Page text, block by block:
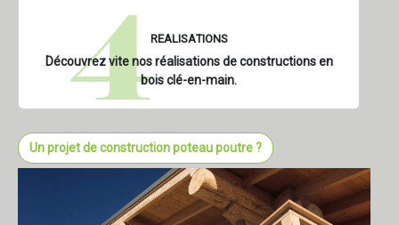
REALISATIONS
Découvrez vite nos réalisations de constructions en
bois clé-en-main.
Un projet de construction poteau poutre ?